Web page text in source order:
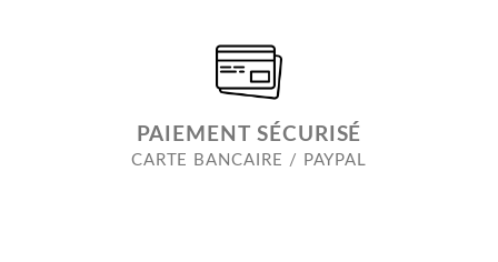
PAIEMENT SÉCURISÉ
CARTE BANCAIRE / PAYPAL